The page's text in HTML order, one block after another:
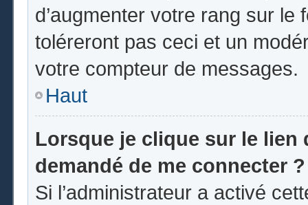
d’augmenter votre rang sur
toléreront pas ceci et un
votre compteur de messages.
Haut
Lorsque je clique sur le lien
demandé de me connecter ?
Si l’administrateur a activé